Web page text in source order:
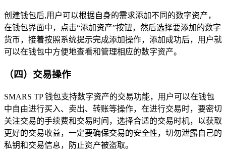
创建钱包后,用户可以根据自身的需求添加不同的数字资产，
在钱包界面中，点击“添加资产”按钮，然后选择要添加的数字
货币，接着按照系统提示完成添加操作，添加成功后，用户就
可以在钱包中方便地查看和管理相应的数字资产。
（四）交易操作
SMARS TP 钱包支持数字资产的交易功能，用户可以在钱包
中自由进行买入、卖出、转账等操作，在进行交易时，要密切
关注交易的手续费和交易时间，选择合适的交易时机，以获取
更好的交易收益，一定要确保交易的安全性，切勿泄露自己的
私钥和交易信息，防止资产被盗取。